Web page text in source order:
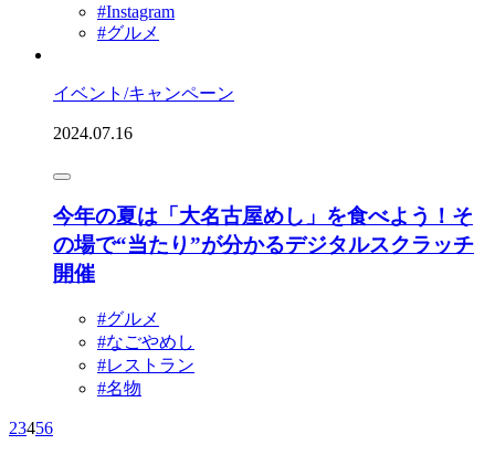
#Instagram
#グルメ
イベント/キャンペーン
2024.07.16
今年の夏は「大名古屋めし」を食べよう！そ
の場で“当たり”が分かるデジタルスクラッチ
開催
#グルメ
#なごやめし
#レストラン
#名物
23456